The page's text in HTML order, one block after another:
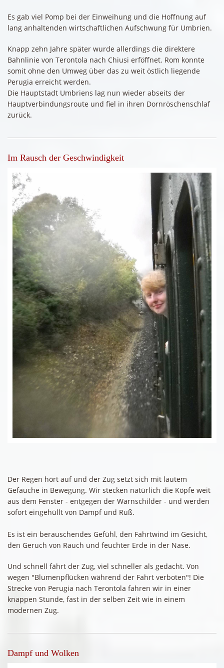
Es gab viel Pomp bei der Einweihung und die Hoffnung auf
lang anhaltenden wirtschaftlichen Aufschwung für Umbrien.
Knapp zehn Jahre später wurde allerdings die direktere
Bahnlinie von Terontola nach Chiusi erföffnet. Rom konnte
somit ohne den Umweg über das zu weit östlich liegende
Perugia erreicht werden.
Die Hauptstadt Umbriens lag nun wieder abseits der
Hauptverbindungsroute und fiel in ihren Dornröschenschlaf
zurück.
Im Rausch der Geschwindigkeit
Der Regen hört auf und der Zug setzt sich mit lautem
Gefauche in Bewegung. Wir stecken natürlich die Köpfe weit
aus dem Fenster - entgegen der Warnschilder - und werden
sofort eingehüllt von Dampf und Ruß.
Es ist ein berauschendes Gefühl, den Fahrtwind im Gesicht,
den Geruch von Rauch und feuchter Erde in der Nase.
Und schnell fährt der Zug, viel schneller als gedacht. Von
wegen "Blumenpflücken während der Fahrt verboten"! Die
Strecke von Perugia nach Terontola fahren wir in einer
knappen Stunde, fast in der selben Zeit wie in einem
modernen Zug.
Dampf und Wolken